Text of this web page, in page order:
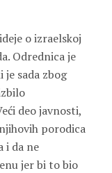
o izraelskoj
Odrednica je
sada zbog
deo javnosti,
porodica
i da ne
jer bi to bio